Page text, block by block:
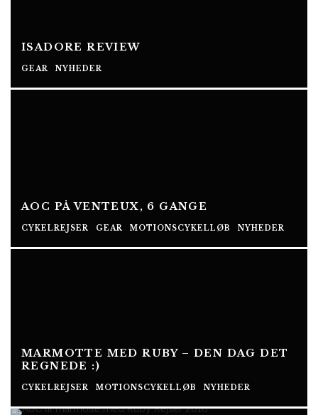
ISADORE REVIEW
GEAR NYHEDER
AOC PÅ VENTEUX, 6 GANGE
CYKELREJSER GEAR MOTIONSCYKELLØB NYHEDER
MARMOTTE MED RUBY – DEN DAG DET
REGNEDE :)
CYKELREJSER MOTIONSCYKELLØB NYHEDER